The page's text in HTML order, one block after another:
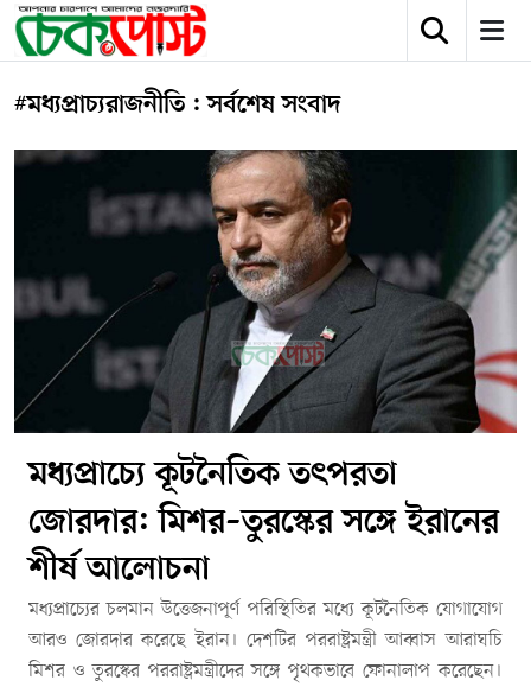
#মধ্যপ্রাচ্যরাজনীতি : সর্বশেষ সংবাদ
মধ্যপ্রাচ্যে কূটনৈতিক তৎপরতা
জোরদার: মিশর–তুরস্কের সঙ্গে ইরানের
শীর্ষ আলোচনা
মধ্যপ্রাচ্যের চলমান উত্তেজনাপূর্ণ পরিস্থিতির মধ্যে কূটনৈতিক যোগাযোগ
আরও জোরদার করেছে ইরান। দেশটির পররাষ্ট্রমন্ত্রী আব্বাস আরাঘচি
মিশর ও তুরস্কের পররাষ্ট্রমন্ত্রীদের সঙ্গে পৃথকভাবে ফোনালাপ করেছেন।